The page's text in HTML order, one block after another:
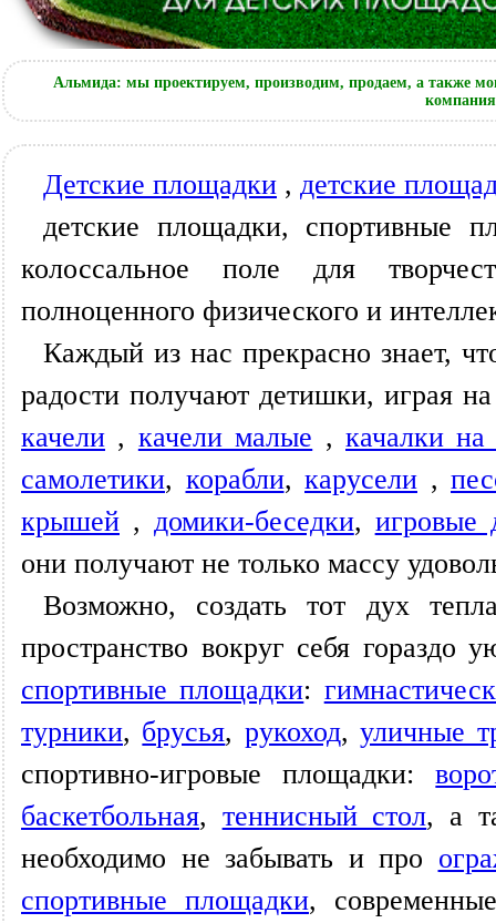
Альмида: мы проектируем, производим, продаем, а также
компания
Детские площадки , детские
детские площадки, спортивные
колоссальное поле для
полноценного физического и
Каждый из нас прекрасно знает,
радости получают детишки, играя
качели , качели малые ,качалки
самолетики, корабли, карусели ,
крышей , домики-беседки, игровые
они получают не только массу
Возможно, создать тот дух
пространство вокруг себя гораздо
спортивные площадки:
турники, брусья, рукоход,уличные
спортивно-игровые площадки:
баскетбольная, теннисный стол, а
необходимо не забывать и про
спортивные площадки,